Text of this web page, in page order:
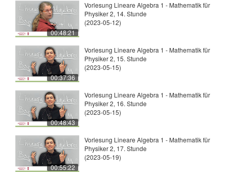
00:48:21
Vorlesung Lineare Algebra 1 - Mathematik für
Physiker 2, 14. Stunde
(2023-05-12)
00:37:36
Vorlesung Lineare Algebra 1 - Mathematik für
Physiker 2, 15. Stunde
(2023-05-15)
00:48:43
Vorlesung Lineare Algebra 1 - Mathematik für
Physiker 2, 16. Stunde
(2023-05-15)
00:55:22
Vorlesung Lineare Algebra 1 - Mathematik für
Physiker 2, 17. Stunde
(2023-05-19)